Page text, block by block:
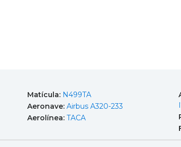
Matícula: N499TA
Aeronave: Airbus A320-233
Aerolínea: TACA